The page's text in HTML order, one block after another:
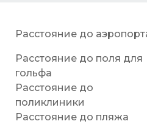
Расстояние до
Расстояние до поля для
гольфа
Расстояние до
поликлиники
Расстояние до пляжа